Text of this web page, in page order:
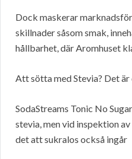
Dock maskerar
skillnader såsom smak,
hållbarhet, där Aromhuset
Att sötta med Stevia? Det är
SodaStreams Tonic No
stevia, men vid inspektion
det att sukralos också ingår